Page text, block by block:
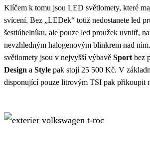
Klíčem k tomu jsou LED světlomety, které
svícení. Bez „LEDek“ totiž nedostanete led
šestiúhelníku, ale pouze led proužek uvnitř,
nevzhledným halogenovým blinkrem nad
světlomety jsou v nejvyšší výbavě Sport bez
Design a Style pak stojí 25 500 Kč. V
disponující pouze litrovým TSI pak přikoupit